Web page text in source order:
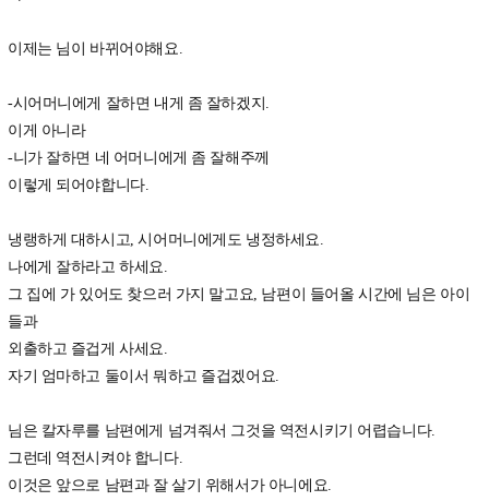
이제는 님이 바뀌어야해요.
-시어머니에게 잘하면 내게 좀 잘하겠지.
이게 아니라
-니가 잘하면 네 어머니에게 좀 잘해주께
이렇게 되어야합니다.
냉랭하게 대하시고, 시어머니에게도 냉정하세요.
나에게 잘하라고 하세요.
그 집에 가 있어도 찾으러 가지 말고요, 남편이 들어올 시간에 님은 아이
들과
외출하고 즐겁게 사세요.
자기 엄마하고 둘이서 뭐하고 즐겁겠어요.
님은 칼자루를 남편에게 넘겨줘서 그것을 역전시키기 어렵습니다.
그런데 역전시켜야 합니다.
이것은 앞으로 남편과 잘 살기 위해서가 아니에요.